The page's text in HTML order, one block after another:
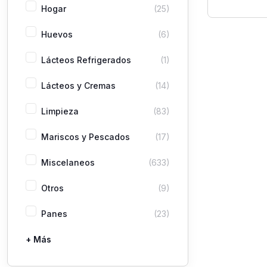
Hogar (25)
Huevos (6)
Lácteos Refrigerados (1)
Lácteos y Cremas (14)
Limpieza (83)
Mariscos y Pescados (17)
Miscelaneos (633)
Otros (9)
Panes (23)
Pastas
Picaderas
Sazones y Salsas
Vegetales
+ Más